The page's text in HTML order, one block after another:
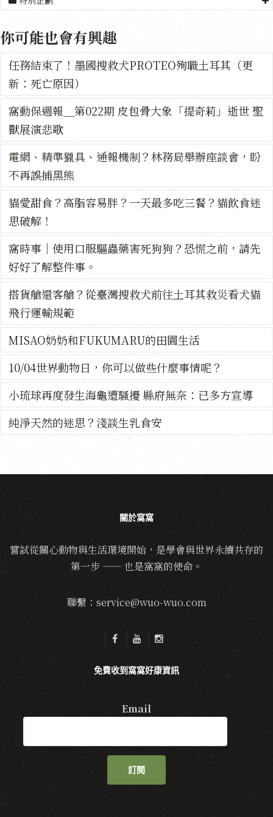
你可能也會有興趣
任務結束了！墨國搜救犬PROTEO殉職土耳其（更
新：死亡原因）
窩動保週報＿第022期 皮包骨大象「提奇莉」逝世 聖
獸展演悲歌
電網、精準獵具、通報機制？林務局舉辦座談會，盼
不再誤捕黑熊
貓愛甜食？高脂容易胖？一天最多吃三餐？貓飲食迷
思破解！
窩時事｜使用口服驅蟲藥害死狗狗？恐慌之前，請先
好好了解整件事。
搭貨艙還客艙？從臺灣搜救犬前往土耳其救災看犬貓
飛行運輸規範
MISAO奶奶和FUKUMARU的田園生活
10/04世界動物日，你可以做些什麼事情呢？
小琉球再度發生海龜遭騷擾 縣府無奈：已多方宣導
純淨天然的迷思？淺談生乳食安
關於窩窩
嘗試從關心動物與生活環境開始，是學會與世界永續共存的
第一步 —— 也是窩窩的使命。
聯繫：service@wuo-wuo.com
免費收到窩窩好康資訊
Email
訂閱